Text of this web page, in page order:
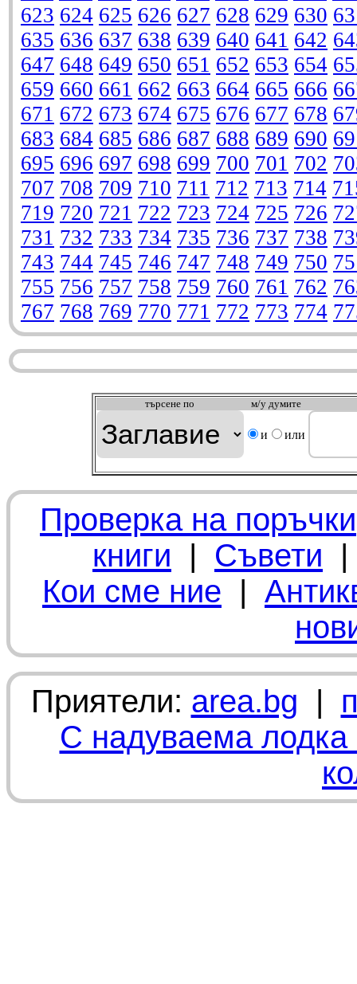
623 624 625 626 627 628 629 630
635 636 637 638 639 640 641 642
647 648 649 650 651 652 653 654
659 660 661 662 663 664 665 666
671 672 673 674 675 676 677 678
683 684 685 686 687 688 689 690
695 696 697 698 699 700 701 702
707 708 709 710 711 712 713 714
719 720 721 722 723 724 725 726
731 732 733 734 735 736 737 738
743 744 745 746 747 748 749 750
755 756 757 758 759 760 761 762
767 768 769 770 771 772 773 774
търсeне по м/у думите
и или
Проверка на поръчки
книги | Съвети
Кои сме ние |
Приятели: area.bg |
С надуваема лодка